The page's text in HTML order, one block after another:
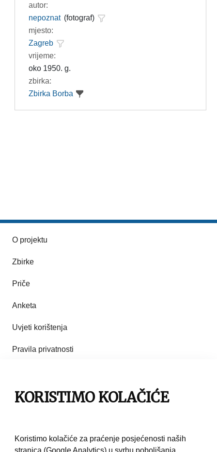
autor:
nepoznat (fotograf)
mjesto:
Zagreb
vrijeme:
oko 1950. g.
zbirka:
Zbirka Borba
O projektu
Zbirke
Priče
Anketa
Uvjeti korištenja
Pravila privatnosti
Pravila korištenja
KORISTIMO KOLAČIĆE
Koristimo kolačiće za praćenje posjećenosti naših
stranica (Google Analytics) u svrhu poboljšanja